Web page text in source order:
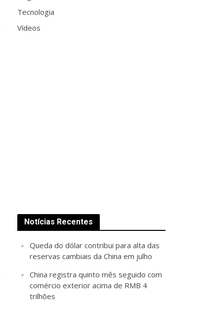
Tecnologia
Vídeos
Notícias Recentes
Queda do dólar contribui para alta das
reservas cambiais da China em julho
China registra quinto mês seguido com
comércio exterior acima de RMB 4
trilhões